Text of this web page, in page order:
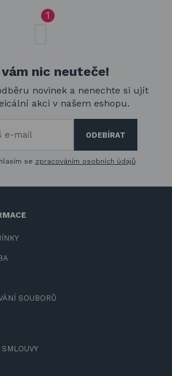
vám nic neuteče!
novinek a nenechte si ujít
akci v našem eshopu.
se zpracováním osobních údajů
SOUBORŮ